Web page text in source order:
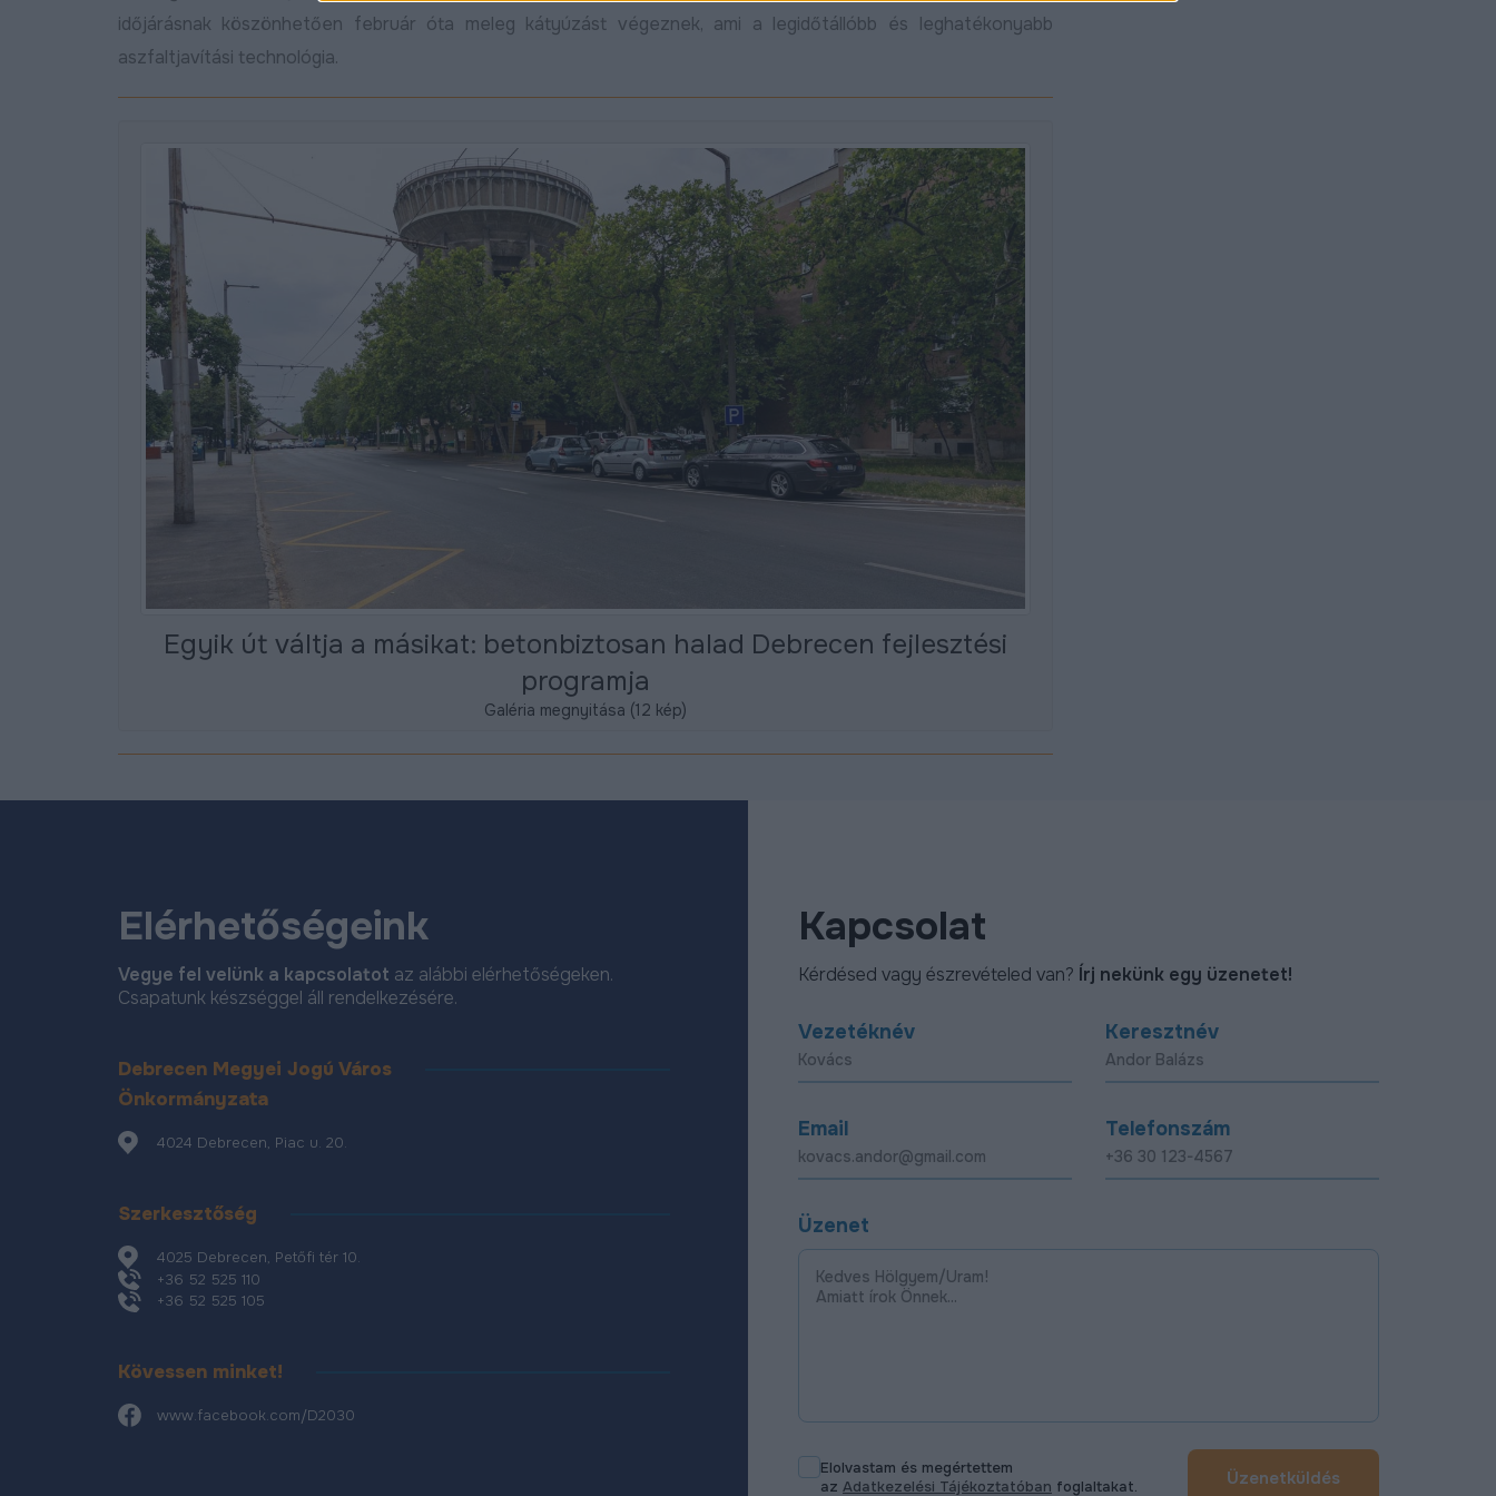
időjárásnak köszönhetően február óta meleg kátyúzást végeznek, ami a legidőtállóbb és leghatékonyabb
aszfaltjavítási technológia.
Egyik út váltja a másikat: betonbiztosan halad Debrecen fejlesztési
programja
Galéria megnyitása (12 kép)
Elérhetőségeink
Vegye fel velünk a kapcsolatot az alábbi elérhetőségeken.
Csapatunk készséggel áll rendelkezésére.
Debrecen Megyei Jogú Város
Önkormányzata
4024 Debrecen, Piac u. 20.
Szerkesztőség
4025 Debrecen, Petőfi tér 10.
+36 52 525 110
+36 52 525 105
Kövessen minket!
www.facebook.com/D2030
Kapcsolat
Kérdésed vagy észrevételed van? Írj nekünk egy üzenetet!
Vezetéknév Keresztnév
Email Telefonszám
Üzenet
Elolvastam és megértettem
az Adatkezelési Tájékoztatóban foglaltakat. Üzenetküldés